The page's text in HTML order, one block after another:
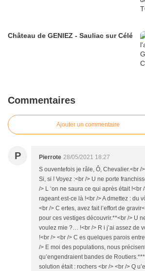
Château de GENIEZ - Sauliac sur Célé
Commentaires
Ajouter un commentaire
P Pierrote 28/05/2021 18:27
S ouventefois je râle, Ô, Chevalier.<br /
Si, si ! Voyez :<br /> U ne porte
/> L ‘on ne saura ce qui après était !<br
rageant est-ce là !<br /> A dmettez : du
<br /> C ertes, avez fait l’effort de
pour ces vestiges découvrir.**<br /> U
voulez mie ?… !<br /> R i j’ai assez de
!<br /> <br /> C es quelques parois
/> E moi des populations, nous
qu’engendraient bandes de
solution était : rochers <br /> <br /> Q